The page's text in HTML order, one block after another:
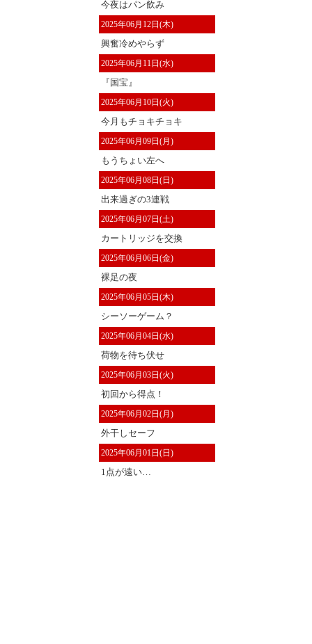
今夜はパン飲み
2025年06月12日(木)
興奮冷めやらず
2025年06月11日(水)
『国宝』
2025年06月10日(火)
今月もチョキチョキ
2025年06月09日(月)
もうちょい左へ
2025年06月08日(日)
出来過ぎの3連戦
2025年06月07日(土)
カートリッジを交換
2025年06月06日(金)
裸足の夜
2025年06月05日(木)
シーソーゲーム？
2025年06月04日(水)
荷物を待ち伏せ
2025年06月03日(火)
初回から得点！
2025年06月02日(月)
外干しセーフ
2025年06月01日(日)
1点が遠い…